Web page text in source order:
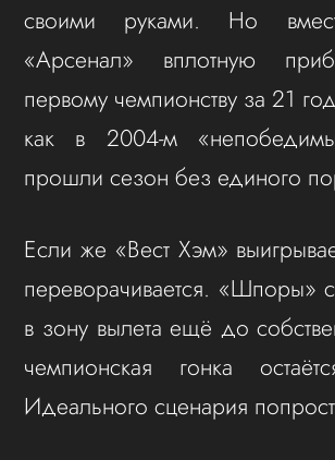
своими руками. Но
«Арсенал» вплотную
первому чемпионству за 21
как в 2004-м
прошли сезон без единого
Если же «Вест Хэм»
переворачивается. «Шпоры»
в зону вылета ещё до
чемпионская гонка
Идеального сценария